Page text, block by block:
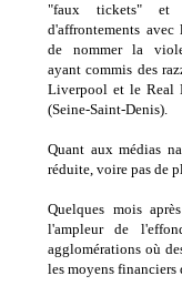
"faux tickets" et
d'affrontements
de nommer la
ayant commis des
Liverpool et le Real
(Seine-Saint-Denis).
Quant aux médias
réduite, voire pas de
Quelques mois
l'ampleur de
agglomérations où
les moyens financiers